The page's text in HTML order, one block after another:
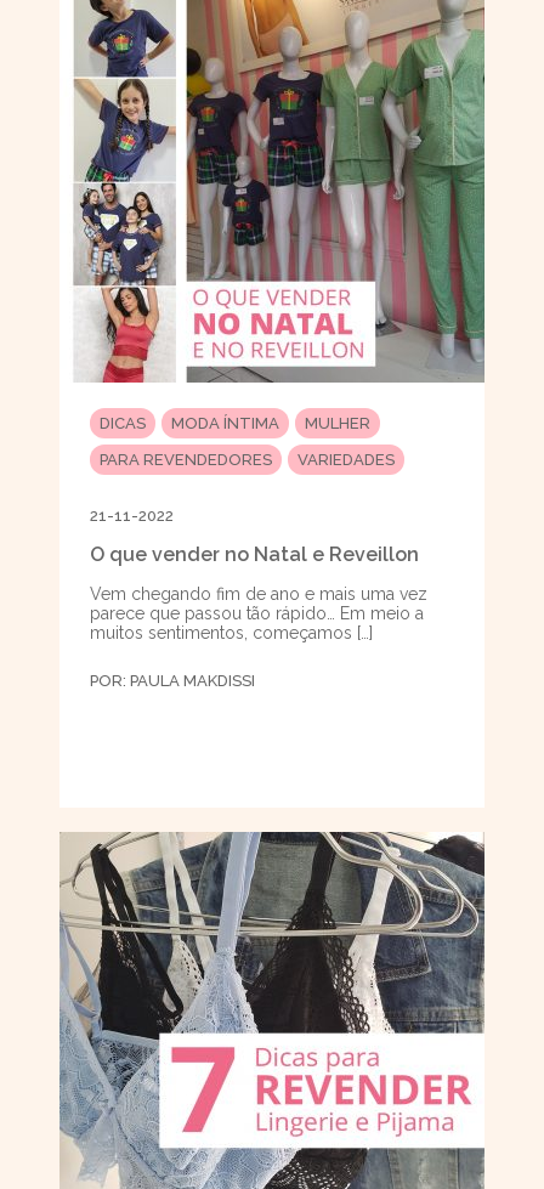
DICAS MODA ÍNTIMA
MULHER
PARA REVENDEDORES
VARIEDADES
21-11-2022
O que vender no Natal e Reveillon
Vem chegando fim de ano e mais uma vez
parece que passou tão rápido… Em meio a
muitos sentimentos, começamos […]
POR: PAULA MAKDISSI